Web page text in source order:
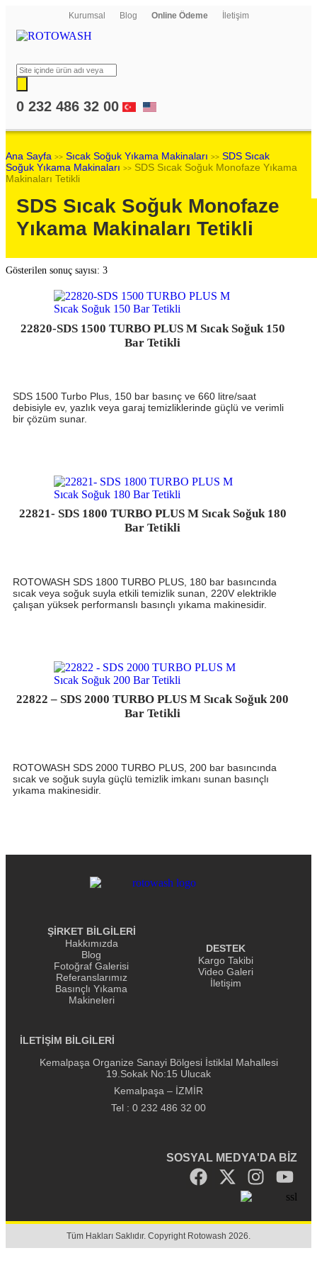
Kurumsal Blog Online Ödeme İletişim
0 232 486 32 00
Ana Sayfa >> Sıcak Soğuk Yıkama Makinaları >> SDS Sıcak
Soğuk Yıkama Makinaları >> SDS Sıcak Soğuk Monofaze Yıkama
Makinaları Tetikli
SDS Sıcak Soğuk Monofaze
Yıkama Makinaları Tetikli
Gösterilen sonuç sayısı: 3
22820-SDS 1500 TURBO PLUS M Sıcak Soğuk 150
Bar Tetikli
SDS 1500 Turbo Plus, 150 bar basınç ve 660 litre/saat
debisiyle ev, yazlık veya garaj temizliklerinde güçlü ve verimli
bir çözüm sunar.
22821- SDS 1800 TURBO PLUS M Sıcak Soğuk 180
Bar Tetikli
ROTOWASH SDS 1800 TURBO PLUS, 180 bar basıncında
sıcak veya soğuk suyla etkili temizlik sunan, 220V elektrikle
çalışan yüksek performanslı basınçlı yıkama makinesidir.
22822 – SDS 2000 TURBO PLUS M Sıcak Soğuk 200
Bar Tetikli
ROTOWASH SDS 2000 TURBO PLUS, 200 bar basıncında
sıcak ve soğuk suyla güçlü temizlik imkanı sunan basınçlı
yıkama makinesidir.
ŞİRKET BİLGİLERİ
Hakkımızda
Blog
Fotoğraf Galerisi
Referanslarımız
Basınçlı Yıkama
Makineleri
DESTEK
Kargo Takibi
Video Galeri
İletişim
İLETİŞİM BİLGİLERİ
Kemalpaşa Organize Sanayi Bölgesi İstiklal Mahallesi
19.Sokak No:15 Ulucak
Kemalpaşa – İZMİR
Tel : 0 232 486 32 00
SOSYAL MEDYA'DA BİZ
Tüm Hakları Saklıdır. Copyright Rotowash 2026.